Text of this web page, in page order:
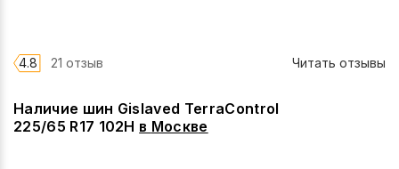
Наличие шин Gislaved TerraControl
225/65 R17 102H в Москве
4.8 21 отзыв Читать отзывы